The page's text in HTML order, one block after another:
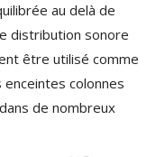
au delà de
distribution sonore
être utilisé comme
colonnes
de nombreux